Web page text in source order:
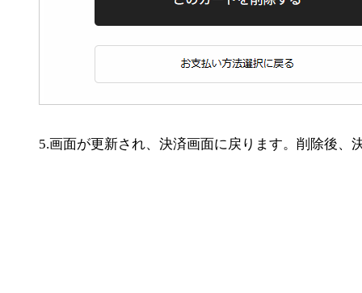
5.画面が更新され、決済画面に戻ります。削除後